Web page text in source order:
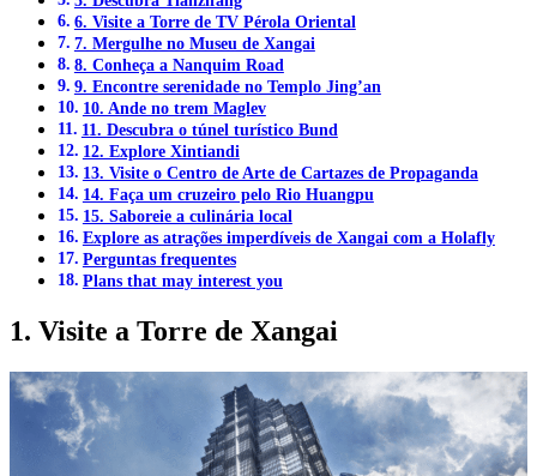
6. Visite a Torre de TV Pérola Oriental
7. Mergulhe no Museu de Xangai
8. Conheça a Nanquim Road
9. Encontre serenidade no Templo Jing’an
10. Ande no trem Maglev
11. Descubra o túnel turístico Bund
12. Explore Xintiandi
13. Visite o Centro de Arte de Cartazes de Propaganda
14. Faça um cruzeiro pelo Rio Huangpu
15. Saboreie a culinária local
Explore as atrações imperdíveis de Xangai com a Holafly
Perguntas frequentes
Plans that may interest you
1. Visite a Torre de Xangai